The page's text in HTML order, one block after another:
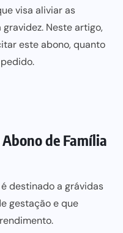
visa aliviar as
Neste artigo,
este abono, quanto
de Família
destinado a grávidas
gestação e que